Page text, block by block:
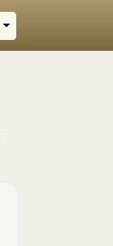
Выбрать область